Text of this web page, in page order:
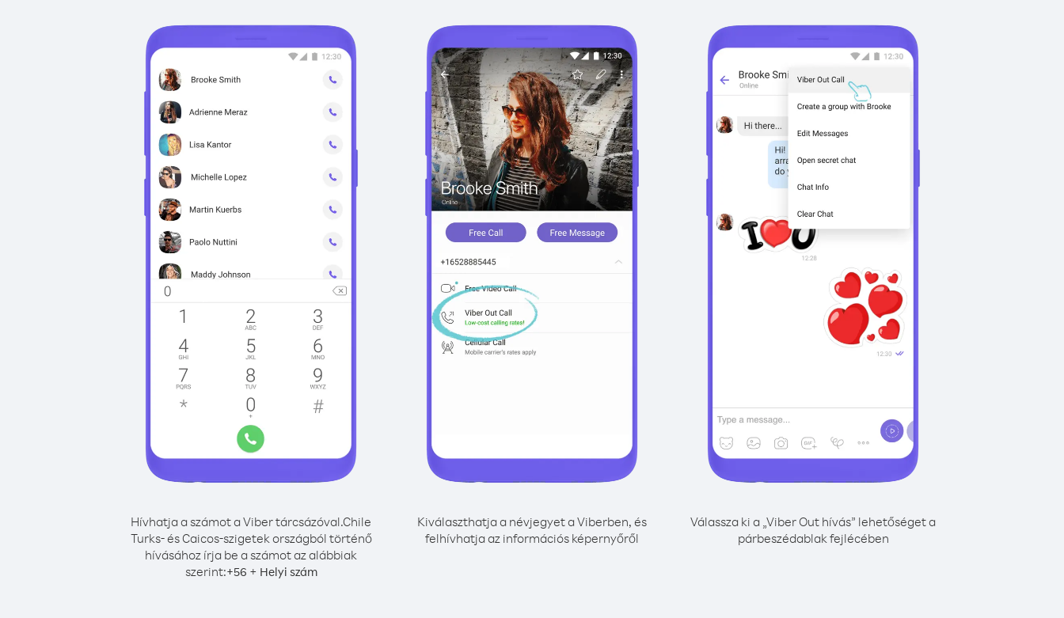
Hívhatja a számot a Viber tárcsázóval.Chile
Turks- és Caicos-szigetek országból történő
hívásához írja be a számot az alábbiak
szerint:+56 + Helyi szám
Kiválaszthatja a névjegyet a Viberben, és
felhívhatja az információs képernyőről
Válassza ki a „Viber Out hívás” lehetőséget a
párbeszédablak fejlécében